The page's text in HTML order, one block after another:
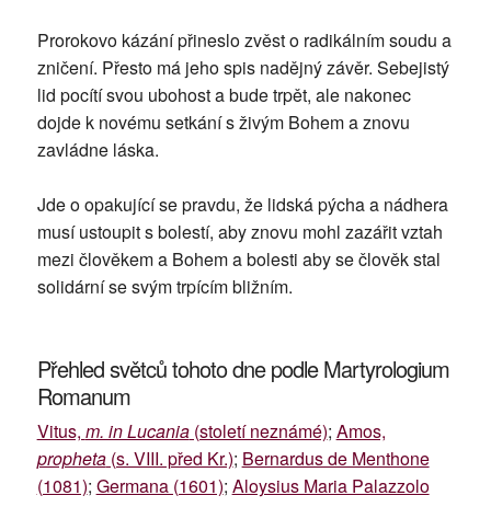
Prorokovo kázání přineslo zvěst o radikálním soudu a
zničení. Přesto má jeho spis nadějný závěr. Sebejistý
lid pocítí svou ubohost a bude trpět, ale nakonec
dojde k novému setkání s živým Bohem a znovu
zavládne láska.
Jde o opakující se pravdu, že lidská pýcha a nádhera
musí ustoupit s bolestí, aby znovu mohl zazářit vztah
mezi člověkem a Bohem a bolesti aby se člověk stal
solidární se svým trpícím bližním.
Přehled světců tohoto dne podle Martyrologium
Romanum
Vitus, m. in Lucania(století neznámé); Amos,
propheta(s. VIII. před Kr.); Bernardus de Menthone
(1081); Germana (1601); Aloysius Maria Palazzolo